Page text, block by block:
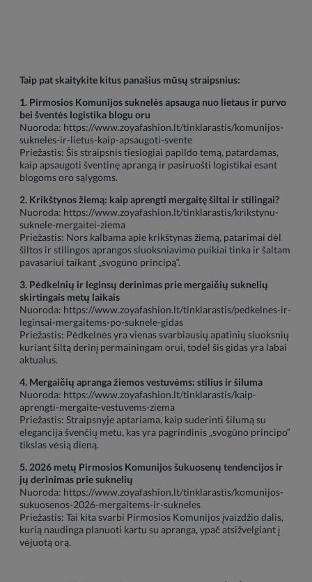
Taip pat skaitykite kitus panašius mūsų straipsnius:
1. Pirmosios Komunijos suknelės apsauga nuo lietaus ir purvo
bei šventės logistika blogu oru
Nuoroda: https://www.zoyafashion.lt/tinklarastis/komunijos-
sukneles-ir-lietus-kaip-apsaugoti-svente
Priežastis: Šis straipsnis tiesiogiai papildo temą, patardamas,
kaip apsaugoti šventinę aprangą ir pasiruošti logistikai esant
blogoms oro sąlygoms.
2. Krikštynos žiemą: kaip aprengti mergaitę šiltai ir stilingai?
Nuoroda: https://www.zoyafashion.lt/tinklarastis/krikstynu-
suknele-mergaitei-ziema
Priežastis: Nors kalbama apie krikštynas žiemą, patarimai dėl
šiltos ir stilingos aprangos sluoksniavimo puikiai tinka ir šaltam
pavasariui taikant „svogūno principą“.
3. Pėdkelnių ir leginsų derinimas prie mergaičių suknelių
skirtingais metų laikais
Nuoroda: https://www.zoyafashion.lt/tinklarastis/pedkelnes-ir-
leginsai-mergaitems-po-suknele-gidas
Priežastis: Pėdkelnės yra vienas svarbiausių apatinių sluoksnių
kuriant šiltą derinį permainingam orui, todėl šis gidas yra labai
aktualus.
4. Mergaičių apranga žiemos vestuvėms: stilius ir šiluma
Nuoroda: https://www.zoyafashion.lt/tinklarastis/kaip-
aprengti-mergaite-vestuvems-ziema
Priežastis: Straipsnyje aptariama, kaip suderinti šilumą su
elegancija švenčių metu, kas yra pagrindinis „svogūno principo“
tikslas vėsią dieną.
5. 2026 metų Pirmosios Komunijos šukuosenų tendencijos ir
jų derinimas prie suknelių
Nuoroda: https://www.zoyafashion.lt/tinklarastis/komunijos-
sukuosenos-2026-mergaitems-ir-sukneles
Priežastis: Tai kita svarbi Pirmosios Komunijos įvaizdžio dalis,
kurią naudinga planuoti kartu su apranga, ypač atsižvelgiant į
vėjuotą orą.